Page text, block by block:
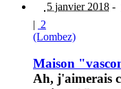
5 janvier 2018 -
| 2
(Lombez)
Maison
Ah, j'aimerais